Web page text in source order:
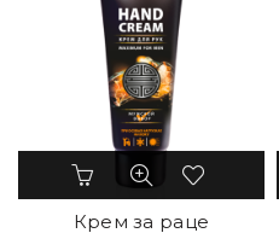
Крем за раце